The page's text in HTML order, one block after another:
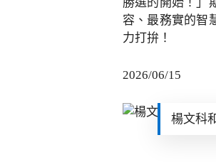
容、最務實的智
力打拚！
2026/06/15
楊文科